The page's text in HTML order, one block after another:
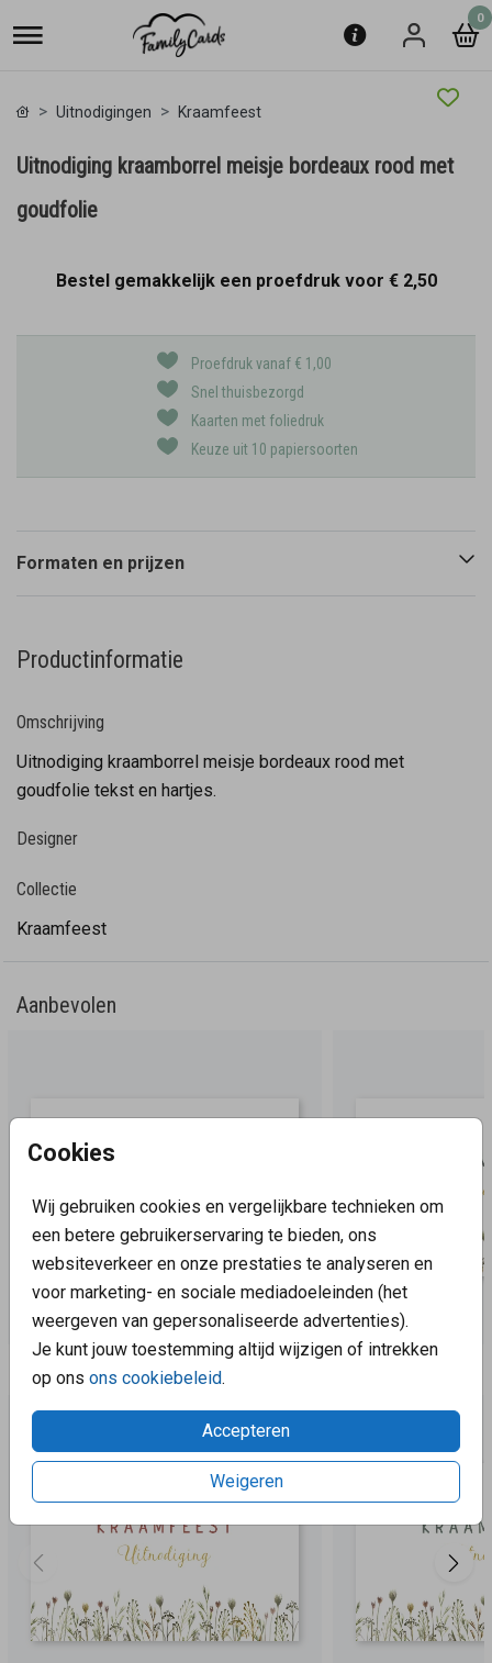
0
Cookies
Wij gebruiken cookies en vergelijkbare technieken om
een betere gebruikerservaring te bieden, ons
websiteverkeer en onze prestaties te analyseren en
voor marketing- en sociale mediadoeleinden (het
weergeven van gepersonaliseerde advertenties).
Je kunt jouw toestemming altijd wijzigen of intrekken
op ons ons cookiebeleid.
Accepteren
Weigeren
Uitnodigingen Kraamfeest
Uitnodiging kraamborrel meisje bordeaux rood met
goudfolie
Bestel gemakkelijk een proefdruk voor € 2,50
Proefdruk vanaf € 1,00
Snel thuisbezorgd
Kaarten met foliedruk
Keuze uit 10 papiersoorten
Formaten en prijzen
Productinformatie
Omschrijving
Uitnodiging kraamborrel meisje bordeaux rood met
goudfolie tekst en hartjes.
Designer
Collectie
Kraamfeest
Aanbevolen
Aanbevolen